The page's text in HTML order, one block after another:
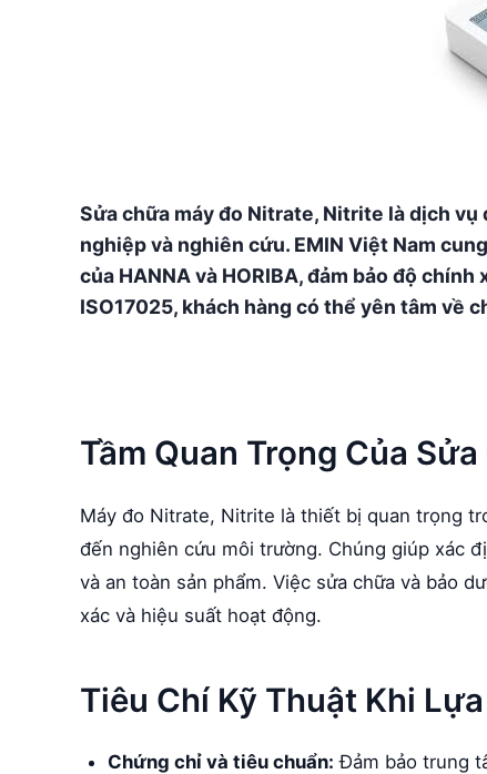
Sửa chữa máy đo Nitrate, Nitrite là dịch
nghiệp và nghiên cứu. EMIN Việt Nam
của HANNA và HORIBA, đảm bảo độ
ISO17025, khách hàng có thể yên tâm về
Tầm Quan Trọng Của
Máy đo Nitrate, Nitrite là thiết bị quan trọng
đến nghiên cứu môi trường. Chúng giúp xác
và an toàn sản phẩm. Việc sửa chữa và bảo
xác và hiệu suất hoạt động.
Tiêu Chí Kỹ Thuật Khi
Chứng chỉ và tiêu chuẩn: Đảm bảo trung